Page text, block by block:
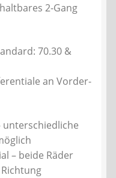
2-Gang
70.30 &
an Vorder-
unterschiedliche
– beide Räder